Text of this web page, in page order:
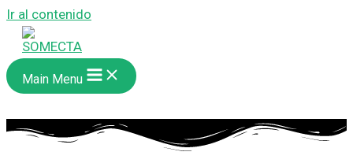
Ir al contenido
Main Menu